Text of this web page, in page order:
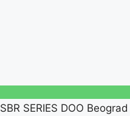
SBR SERIES DOO Beograd